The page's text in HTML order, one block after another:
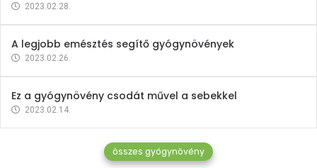
2023.02.28.
A legjobb emésztés segítő gyógynövények
2023.02.26.
Ez a gyógynövény csodát művel a sebekkel
2023.02.14.
összes gyógynövény
Vitaminok